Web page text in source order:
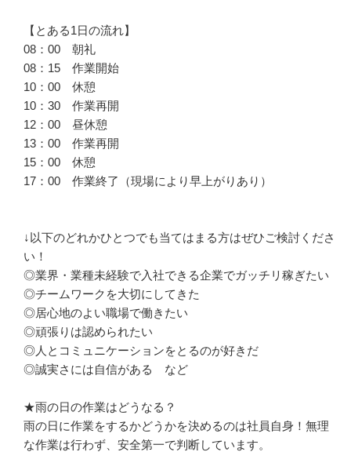
【とある1日の流れ】
08：00　朝礼
08：15　作業開始
10：00　休憩
10：30　作業再開
12：00　昼休憩
13：00　作業再開
15：00　休憩
17：00　作業終了（現場により早上がりあり）
↓以下のどれかひとつでも当てはまる方はぜひご検討くださ
い！
◎業界・業種未経験で入社できる企業でガッチリ稼ぎたい
◎チームワークを大切にしてきた
◎居心地のよい職場で働きたい
◎頑張りは認められたい
◎人とコミュニケーションをとるのが好きだ
◎誠実さには自信がある　など
★雨の日の作業はどうなる？
雨の日に作業をするかどうかを決めるのは社員自身！無理
な作業は行わず、安全第一で判断しています。